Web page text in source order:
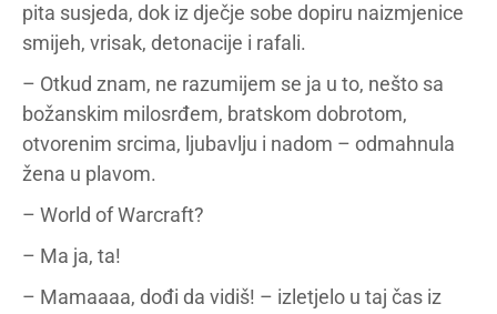
pita susjeda, dok iz dječje sobe dopiru naizmjenice
smijeh, vrisak, detonacije i rafali.
– Otkud znam, ne razumijem se ja u to, nešto sa
božanskim milosrđem, bratskom dobrotom,
otvorenim srcima, ljubavlju i nadom – odmahnula
žena u plavom.
– World of Warcraft?
– Ma ja, ta!
– Mamaaaa, dođi da vidiš! – izletjelo u taj čas iz